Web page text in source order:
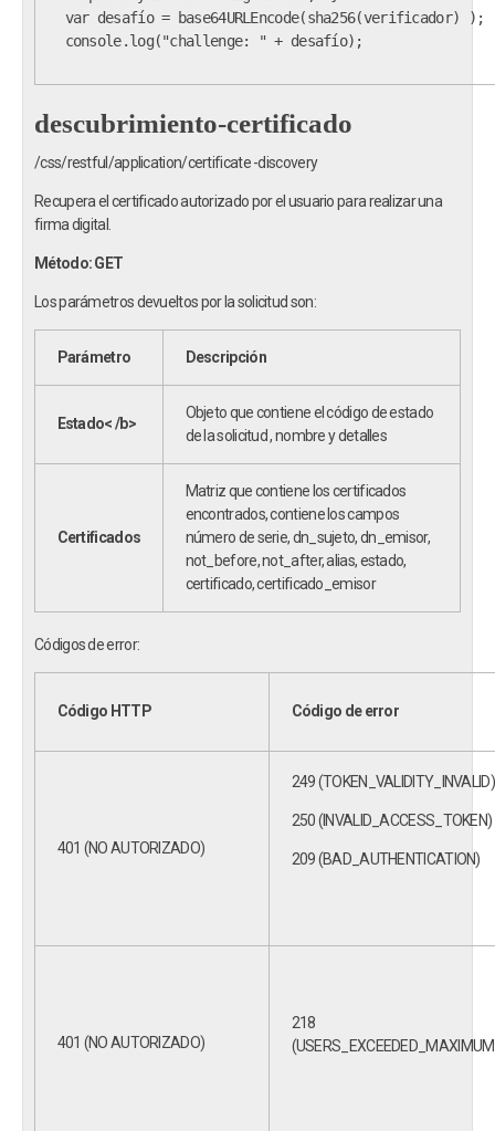
var desafío = base64URLEncode(sha256(verificador) );
console.log("challenge: " + desafío);
descubrimiento-certificado
/css/restful/application/certificate -discovery
Recupera el certificado autorizado por el usuario para realizar una
firma digital.
Método: GET
Los parámetros devueltos por la solicitud son:
Parámetro Descripción
Estado< /b>
Objeto que contiene el código de estado
de la solicitud , nombre y detalles
Certificados
Matriz que contiene los certificados
encontrados, contiene los campos
número de serie, dn_sujeto, dn_emisor,
not_before, not_after, alias, estado,
certificado, certificado_emisor
Códigos de error:
Código HTTP Código de error
401 (NO AUTORIZADO)
249 (TOKEN_VALIDITY_INVALID)
250 (INVALID_ACCESS_TOKEN)
209 (BAD_AUTHENTICATION)
401 (NO AUTORIZADO)
218